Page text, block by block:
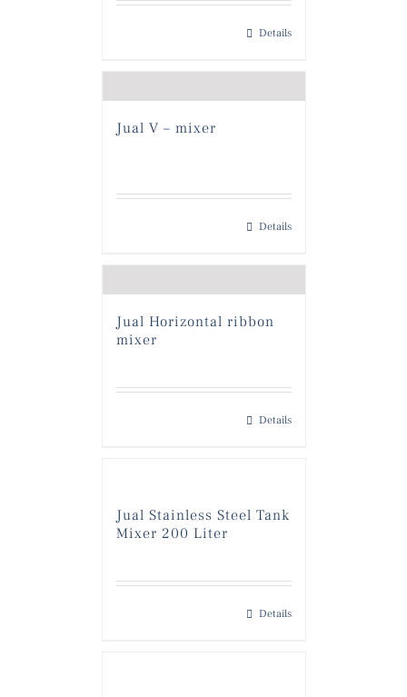
Details
Jual V – mixer
Details
Jual Horizontal ribbon
mixer
Details
Jual Stainless Steel Tank
Mixer 200 Liter
Details